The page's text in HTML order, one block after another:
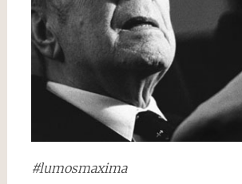
#lumosmaxima